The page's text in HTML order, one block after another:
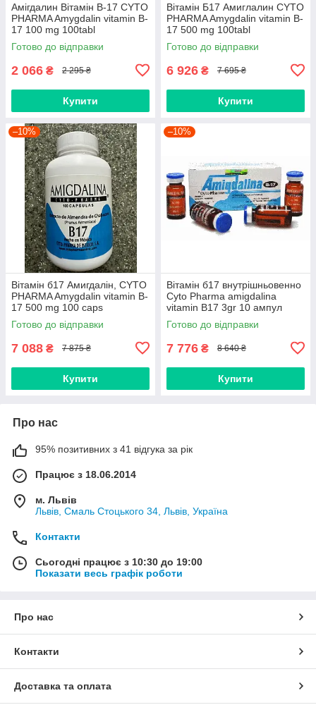
Амігдалин Вітамін В-17 CYTO
PHARMA Amygdalin vitamin B-
17 100 mg 100tabl
Готово до відправки
2 066 ₴ 2 295 ₴
Купити
Вітамін Б17 Амиглалин CYTO
PHARMA Amygdalin vitamin B-
17 500 mg 100tabl
Готово до відправки
6 926 ₴ 7 695 ₴
Купити
–10%
Вітамін б17 Амигдалін, CYTO
PHARMA Amygdalin vitamin B-
17 500 mg 100 caps
Готово до відправки
7 088 ₴ 7 875 ₴
Купити
–10%
Вітамін б17 внутрішньовенно
Cyto Pharma amigdalina
vitamin B17 3gr 10 ампул
Готово до відправки
7 776 ₴ 8 640 ₴
Купити
Про нас
95% позитивних з 41 відгука за рік
Працює з 18.06.2014
м. Львів
Львів, Смаль Стоцького 34, Львів, Україна
Контакти
Сьогодні працює з 10:30 до 19:00
Показати весь графік роботи
Про нас
Контакти
Доставка та оплата